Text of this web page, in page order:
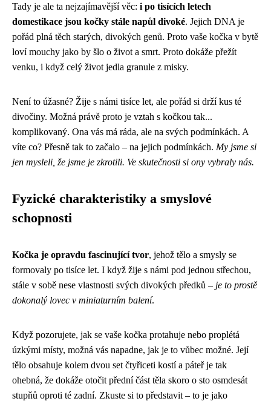
Tady je ale ta nejzajímavější věc: i po tisících letech
domestikace jsou kočky stále napůl divoké. Jejich DNA je
pořád plná těch starých, divokých genů. Proto vaše kočka v bytě
loví mouchy jako by šlo o život a smrt. Proto dokáže přežít
venku, i když celý život jedla granule z misky.
Není to úžasné? Žije s námi tisíce let, ale pořád si drží kus té
divočiny. Možná právě proto je vztah s kočkou tak...
komplikovaný. Ona vás má ráda, ale na svých podmínkách. A
víte co? Přesně tak to začalo – na jejich podmínkách. My jsme si
jen mysleli, že jsme je zkrotili. Ve skutečnosti si ony vybraly nás.
Fyzické charakteristiky a smyslové
schopnosti
Kočka je opravdu fascinující tvor, jehož tělo a smysly se
formovaly po tisíce let. I když žije s námi pod jednou střechou,
stále v sobě nese vlastnosti svých divokých předků – je to prostě
dokonalý lovec v miniaturním balení.
Když pozorujete, jak se vaše kočka protahuje nebo proplétá
úzkými místy, možná vás napadne, jak je to vůbec možné. Její
tělo obsahuje kolem dvou set čtyřiceti kostí a páteř je tak
ohebná, že dokáže otočit přední část těla skoro o sto osmdesát
stupňů oproti té zadní. Zkuste si to představit – to je jako